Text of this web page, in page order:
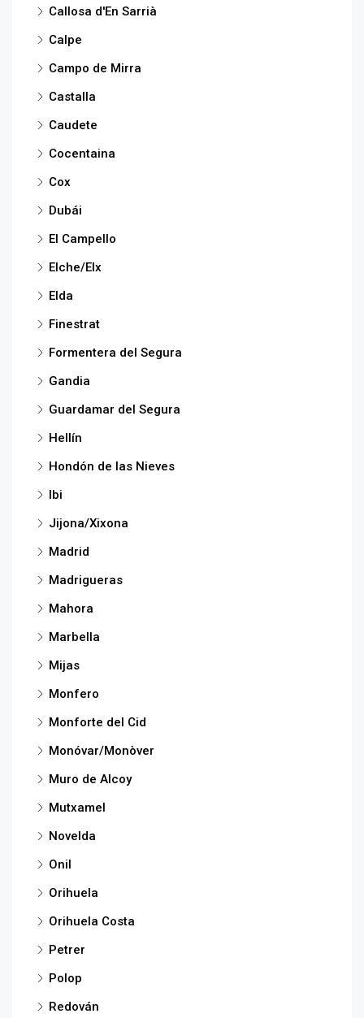
Callosa d'En Sarrià
Calpe
Campo de Mirra
Castalla
Caudete
Cocentaina
Cox
Dubái
El Campello
Elche/Elx
Elda
Finestrat
Formentera del Segura
Gandia
Guardamar del Segura
Hellín
Hondón de las Nieves
Ibi
Jijona/Xixona
Madrid
Madrigueras
Mahora
Marbella
Mijas
Monfero
Monforte del Cid
Monóvar/Monòver
Muro de Alcoy
Mutxamel
Novelda
Onil
Orihuela
Orihuela Costa
Petrer
Polop
Redován